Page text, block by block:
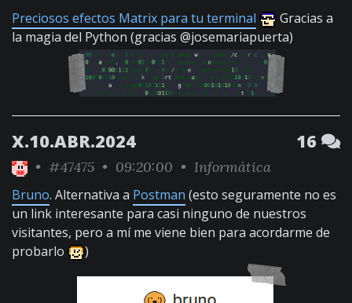
Preciosos efectos Matrix para tu terminal
Gracias a
la magia del Python (gracias @josemariapuerta)
X.10.ABR.2024 16
• #47475 • 09:20:00 • Informática
Bruno. Alternativa a Postman (esto seguramente no es
un link interesante para casi ninguno de nuestros
visitantes, pero a mí me viene bien para acordarme de
probarlo
)